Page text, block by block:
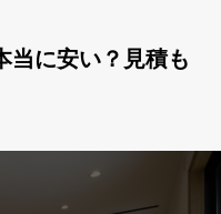
当に安い？見積も